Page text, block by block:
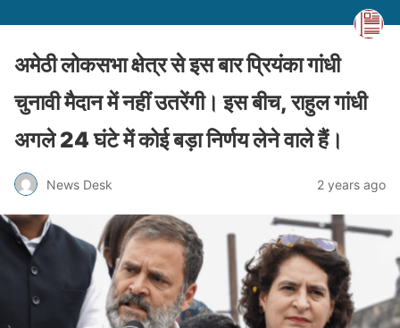
अमेठी लोकसभा क्षेत्र से इस बार प्रियंका गांधी
चुनावी मैदान में नहीं उतरेंगी। इस बीच, राहुल गांधी
अगले 24 घंटे में कोई बड़ा निर्णय लेने वाले हैं।
News Desk 2 years ago